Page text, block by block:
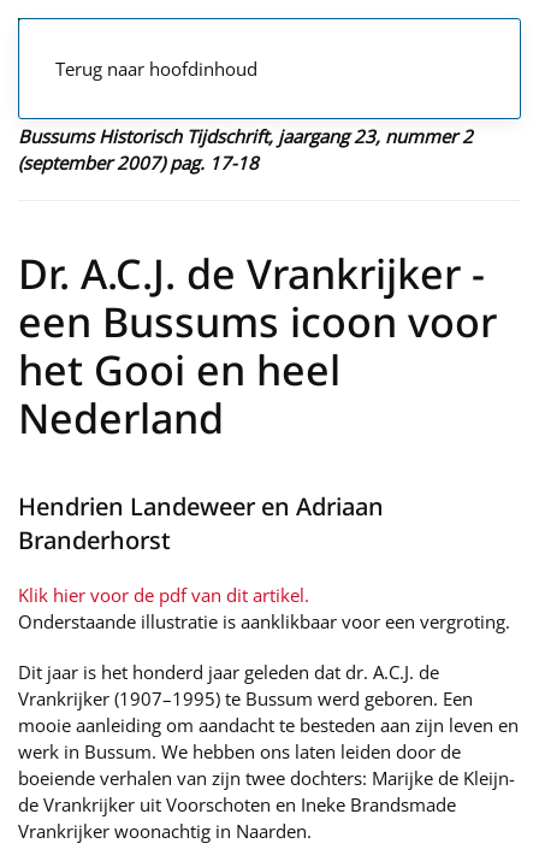
Terug naar hoofdinhoud
Bussums Historisch Tijdschrift, jaargang 23, nummer 2
(september 2007) pag. 17-18
Dr. A.C.J. de Vrankrijker -
een Bussums icoon voor
het Gooi en heel
Nederland
Hendrien Landeweer en Adriaan
Branderhorst
Klik hier voor de pdf van dit artikel.
Onderstaande illustratie is aanklikbaar voor een vergroting.
Dit jaar is het honderd jaar geleden dat dr. A.C.J. de
Vrankrijker (1907–1995) te Bussum werd geboren. Een
mooie aanleiding om aandacht te besteden aan zijn leven en
werk in Bussum. We hebben ons laten leiden door de
boeiende verhalen van zijn twee dochters: Marijke de Kleijn-
de Vrankrijker uit Voorschoten en Ineke Brandsmade
Vrankrijker woonachtig in Naarden.